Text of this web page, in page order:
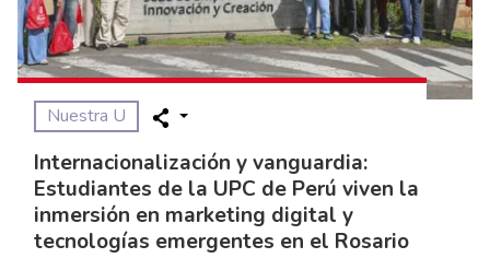
Nuestra U
Internacionalización y vanguardia:
Estudiantes de la UPC de Perú viven la
inmersión en marketing digital y
tecnologías emergentes en el Rosario